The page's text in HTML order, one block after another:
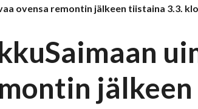
ovensa remontin jälkeen tiistaina 3.3.